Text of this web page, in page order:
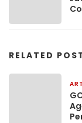
RELATED